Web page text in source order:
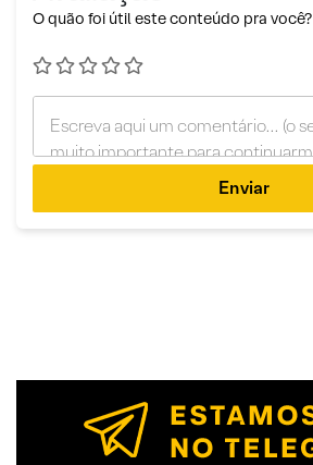
O quão foi útil este conteúdo pra você?
Enviar